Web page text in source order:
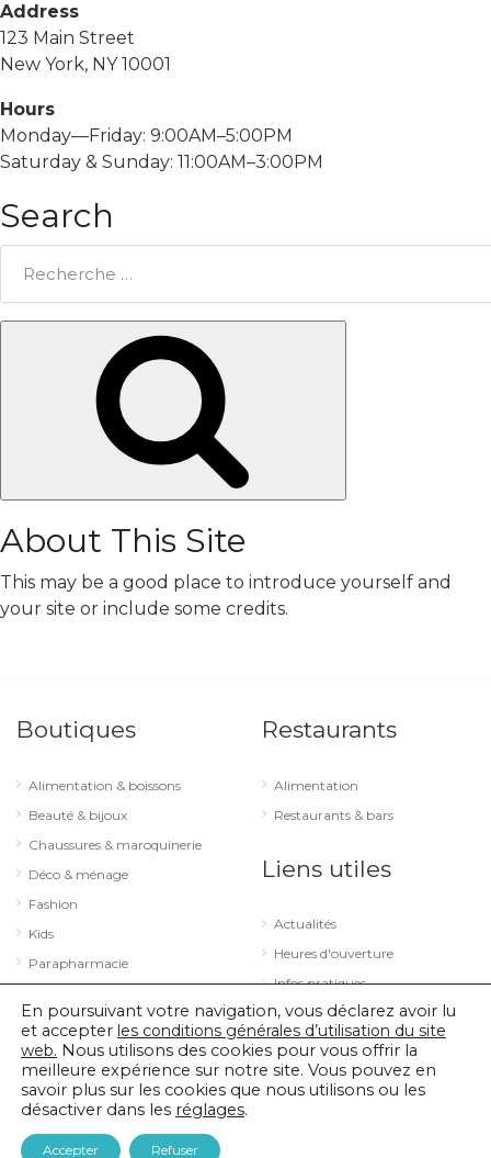
Address
123 Main Street
New York, NY 10001
Hours
Monday—Friday: 9:00AM–5:00PM
Saturday & Sunday: 11:00AM–3:00PM
Search
About This Site
This may be a good place to introduce yourself and
your site or include some credits.
Boutiques
Alimentation & boissons
Beauté & bijoux
Chaussures & maroquinerie
Déco & ménage
Fashion
Kids
Parapharmacie
Sport & loisirs
Technologie & optique
Restaurants
Alimentation
Restaurants & bars
Liens utiles
Actualités
Heures d'ouverture
Infos pratiques
© 2026 City Concorde |Mentions légales
En poursuivant votre navigation, vous déclarez avoir lu
et accepter les conditions générales d’utilisation du site
web. Nous utilisons des cookies pour vous offrir la
meilleure expérience sur notre site. Vous pouvez en
savoir plus sur les cookies que nous utilisons ou les
désactiver dans les réglages.
Accepter Refuser